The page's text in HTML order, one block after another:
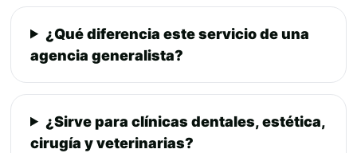
¿Qué diferencia este servicio de una
agencia generalista?
¿Sirve para clínicas dentales, estética,
cirugía y veterinarias?